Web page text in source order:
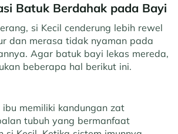
Batuk Berdahak pada Bayi
si Kecil cenderung lebih rewel
dan merasa tidak nyaman pada
Agar batuk bayi lekas mereda,
beberapa hal berikut ini.
memiliki kandungan zat
tubuh yang bermanfaat